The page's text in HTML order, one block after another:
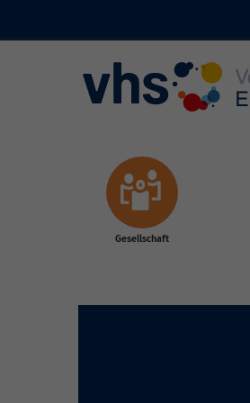
Gesellschaft